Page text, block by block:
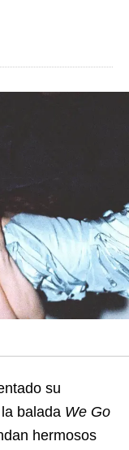
su
balada We Go
hermosos